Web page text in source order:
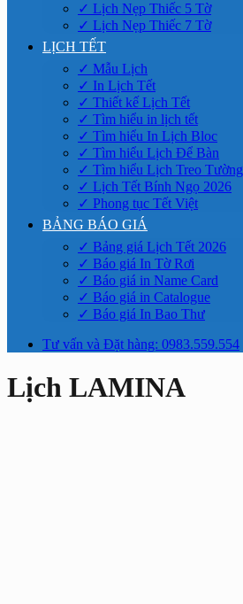
✓ Lịch Nẹp Thiếc 5 Tờ
✓ Lịch Nẹp Thiếc 7 Tờ
LỊCH TẾT
✓ Mẫu Lịch
✓ In Lịch Tết
✓ Thiết kế Lịch Tết
✓ Tìm hiểu in lịch tết
✓ Tìm hiểu In Lịch Bloc
✓ Tìm hiểu Lịch Để Bàn
✓ Tìm hiểu Lịch Treo Tường
✓ Lịch Tết Bính Ngọ 2026
✓ Phong tục Tết Việt
BẢNG BÁO GIÁ
✓ Bảng giá Lịch Tết 2026
✓ Báo giá In Tờ Rơi
✓ Báo giá in Name Card
✓ Báo giá in Catalogue
✓ Báo giá In Bao Thư
Tư vấn và Đặt hàng: 0983.559.554
Lịch LAMINA